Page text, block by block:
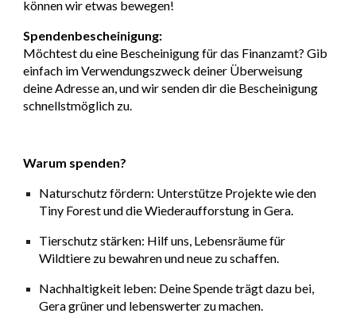
können wir etwas bewegen!
Spendenbescheinigung:
Möchtest du eine Bescheinigung für das Finanzamt? Gib
einfach im Verwendungszweck deiner Überweisung
deine Adresse an, und wir senden dir die Bescheinigung
schnellstmöglich zu.
Warum spenden?
Naturschutz fördern: Unterstütze Projekte wie den
Tiny Forest und die Wiederaufforstung in Gera.
Tierschutz stärken: Hilf uns, Lebensräume für
Wildtiere zu bewahren und neue zu schaffen.
Nachhaltigkeit leben: Deine Spende trägt dazu bei,
Gera grüner und lebenswerter zu machen.